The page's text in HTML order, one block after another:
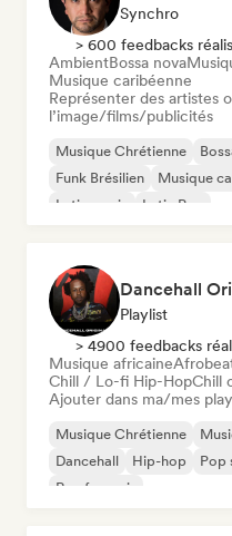
Synchro
> 600 feedbacks
AmbientBossa nova
Musique caribéenne
Représenter des artistes
l’image/films/publicités
Musique Chrétienne
Funk Brésilien
Musique
Latin music
Latin Pop
Dancehall
Playlist
> 4900 feedbacks
Musique africaine
Chill / Lo-fi Hip-HopChill
Ajouter dans ma/mes
Musique Chrétienne
Dancehall
Hip-hop Pop
Rap francais